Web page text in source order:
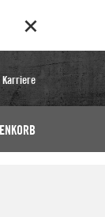
Karriere